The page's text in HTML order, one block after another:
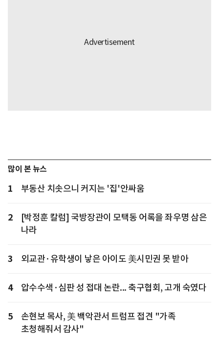
많이 본 뉴스
1 부동산 치솟으니 커지는 '집'안싸움
2
[박정훈 칼럼] 국방장관이 모택동 어록을 좌우명 삼은
나라
3 외교관·유학생이 낳은 아이도 美시민권 못 받아
4 압수수색·심판 성 접대 논란... 축구협회, 고개 숙였다
5
손현보 목사, 美 백악관서 트럼프 접견 "가족
초청해줘서 감사"